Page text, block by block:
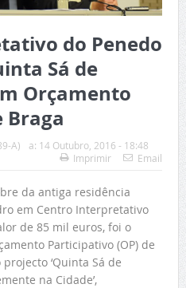
do Penedo
Sá de
Orçamento
Braga
A) a: 14 Outubro, 2016 - 18:48
Imprimir
Email
da antiga residência
em Centro Interpretativo
de 85 mil euros, foi o
Participativo (OP) de
‘Quinta Sá de
na Cidade’,